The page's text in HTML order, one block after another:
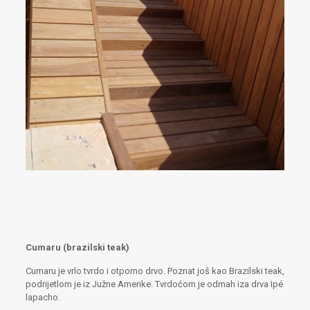
Cumaru (brazilski teak)
Cumaru je vrlo tvrdo i otporno drvo. Poznat još kao Brazilski teak,
podrijetlom je iz Južne Amerike. Tvrdoćom je odmah iza drva Ipé
lapacho.